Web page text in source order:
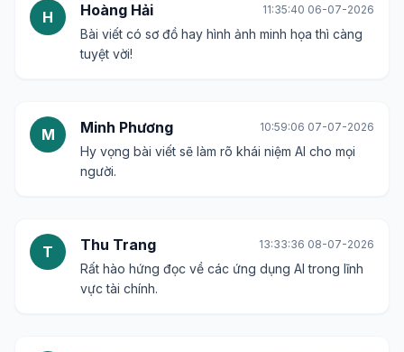
H Hoàng Hải 11:35:40 06-07-2026
Bài viết có sơ đồ hay hình ảnh minh họa thì càng
tuyệt vời!
M Minh Phương 10:59:06 07-07-2026
Hy vọng bài viết sẽ làm rõ khái niệm AI cho mọi
người.
T Thu Trang 13:33:36 08-07-2026
Rất hào hứng đọc về các ứng dụng AI trong lĩnh
vực tài chính.